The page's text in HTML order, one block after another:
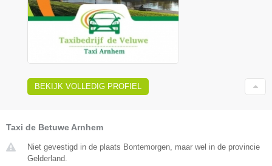
BEKIJK VOLLEDIG PROFIEL
Taxi de Betuwe Arnhem
Niet gevestigd in de plaats Bontemorgen, maar wel in de provincie
Gelderland.